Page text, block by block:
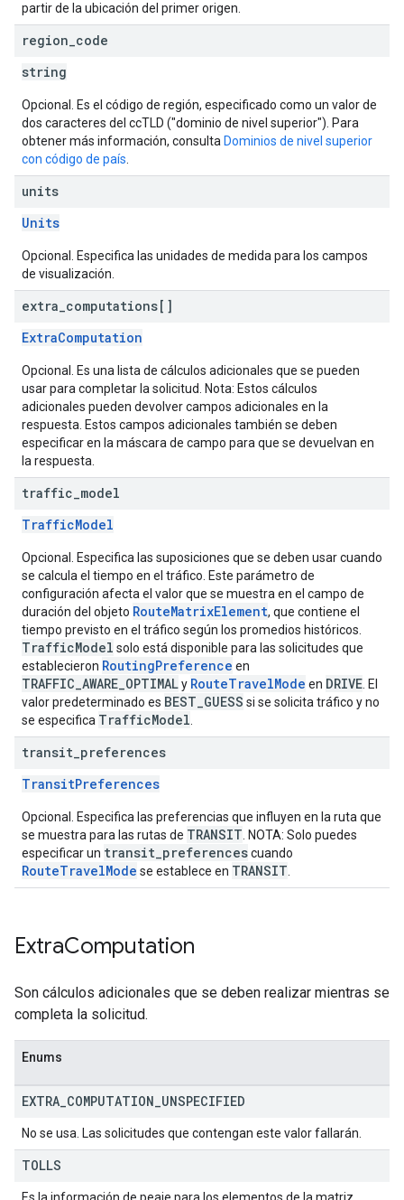
partir de la ubicación del primer origen.
region code
string
Opcional. Es el código de región, especificado como un valor de
dos caracteres del ccTLD ("dominio de nivel superior"). Para
obtener más información, consulta Dominios de nivel superior
con código de país
units
Units
Opcional. Especifica las unidades de medida para los campos
de visualización.
extra computations[]
ExtraComputation
Opcional. Es una lista de cálculos adicionales que se pueden
usar para completar la solicitud. Nota: Estos cálculos
adicionales pueden devolver campos adicionales en la
respuesta. Estos campos adicionales también se deben
especificar en la máscara de campo para que se devuelvan en
la respuesta.
traffic model
TrafficModel
Opcional. Especifica las suposiciones que se deben usar cuando
se calcula el tiempo en el tráfico. Este parámetro de
configuración afecta el valor que se muestra en el campo de
duración del objeto RouteMatrixElement, que contiene el
tiempo previsto en el tráfico según los promedios históricos.
TrafficModel solo está disponible para las solicitudes que
establecieron RoutingPreference en
TRAFFIC_AWARE_OPTIMALy RouteTravelMode en DRIVE . El
valor predeterminado es BEST_GUESS si se solicita tráfico y no
se especifica TrafficModel
transit preferences
TransitPreferences
Opcional. Especifica las preferencias que influyen en la ruta que
se muestra para las rutas de TRANSIT . NOTA: Solo puedes
especificar un transit_preferencescuando
RouteTravelMode se establece en TRANSIT
ExtraComputation
Son cálculos adicionales que se deben realizar mientras se
completa la solicitud.
Enums
EXTRA COMPUTATION UNSPECIFIED
No se usa. Las solicitudes que contengan este valor fallarán.
TOLLS